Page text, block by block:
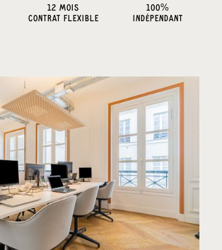
12 MOIS
CONTRAT FLEXIBLE
100%
INDÉPENDANT